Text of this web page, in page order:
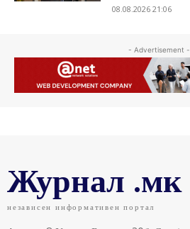
08.08.2026 21:06
- Advertisement -
Журнал .мк
независен информативен портал